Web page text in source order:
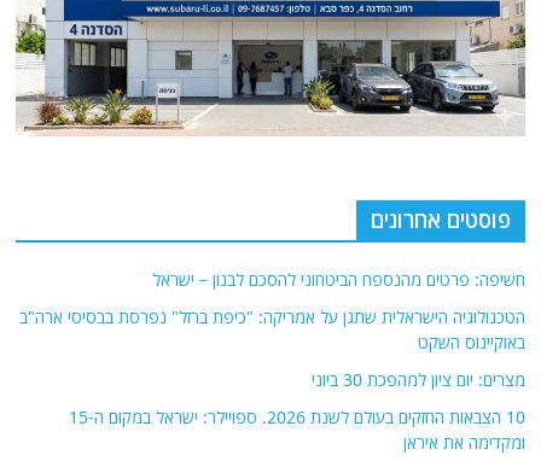
פוסטים אחרונים
חשיפה: פרטים מהנספח הביטחוני להסכם לבנון – ישראל
הטכנולוגיה הישראלית שתגן על אמריקה: "כיפת ברזל" נפרסת בבסיסי ארה"ב
באוקיינוס השקט
מצרים: יום ציון למהפכת 30 ביוני
10 הצבאות החזקים בעולם לשנת 2026. ספויילר: ישראל במקום ה-15
ומקדימה את איראן